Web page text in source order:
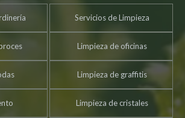
Servicios de Limpieza
Limpieza de oficinas
Limpieza de graffitis
Limpieza de cristales